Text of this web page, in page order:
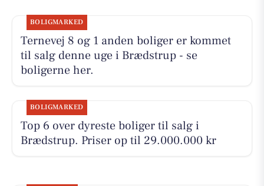
BOLIGMARKED
Ternevej 8 og 1 anden boliger er kommet
til salg denne uge i Brædstrup - se
boligerne her.
BOLIGMARKED
Top 6 over dyreste boliger til salg i
Brædstrup. Priser op til 29.000.000 kr